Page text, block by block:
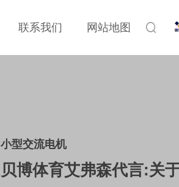
联系我们 网站地图
小型交流电机
贝博体育艾弗森代言:关